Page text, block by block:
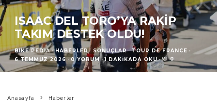
ISAAC DEL TORO’YA RAKIP
TAKIM DESTEK OLDU!
BIKE PEDIA · HABERLER SONUÇLAR TOUR DE FRANCE ·
6 TEMMUZ 2026 · 0 YORUM · 1 DAKIKADA OKU · 0
Anasayfa Haberler